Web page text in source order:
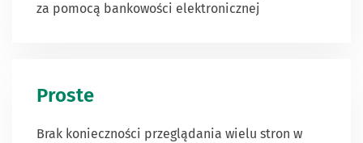
za pomocą bankowości elektronicznej
Proste
Brak konieczności przeglądania wielu stron w